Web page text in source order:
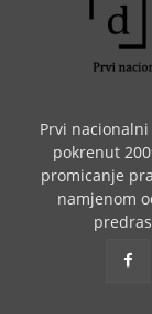
Prvi
pokrenut
promicanje
namjenom